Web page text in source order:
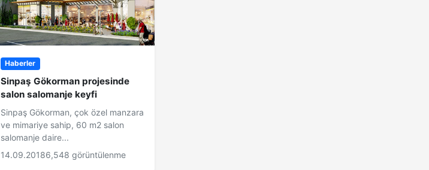
Haberler
Sinpaş Gökorman projesinde
salon salomanje keyfi
Sinpaş Gökorman, çok özel manzara
ve mimariye sahip, 60 m2 salon
salomanje daire...
14.09.20186,548 görüntülenme